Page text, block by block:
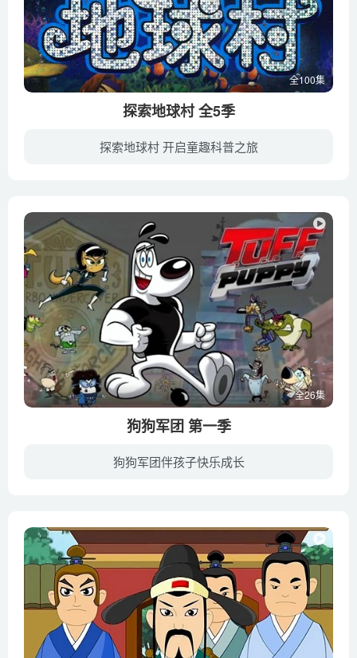
全100集
探索地球村 全5季
探索地球村 开启童趣科普之旅
全26集
狗狗军团 第一季
狗狗军团伴孩子快乐成长